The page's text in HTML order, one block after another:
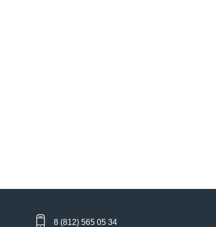
8 (812) 565 05 34